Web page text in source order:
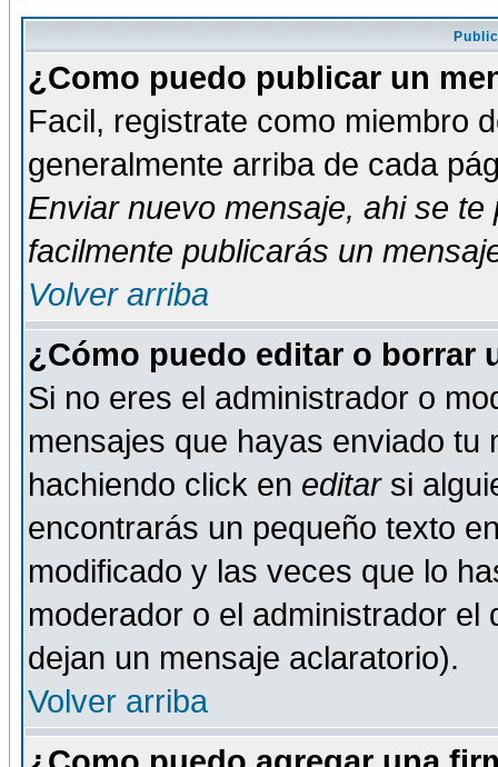
¿Como puedo publicar un
Facil, registrate como miembro
generalmente arriba de cada
Enviar nuevo mensaje, ahi se te
facilmente publicarás un
Volver arriba
¿Cómo puedo editar o borrar
Si no eres el administrador o
mensajes que hayas enviado tu
hachiendo click en editarsi
encontrarás un pequeño texto
modificado y las veces que lo
moderador o el administrador
dejan un mensaje aclaratorio).
Volver arriba